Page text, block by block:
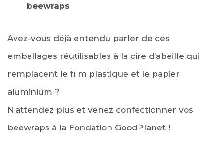
beewraps
Avez-vous déjà entendu parler de ces
emballages réutilisables à la cire d’abeille qui
remplacent le film plastique et le papier
aluminium ?
N’attendez plus et venez confectionner vos
beewraps à la Fondation GoodPlanet !